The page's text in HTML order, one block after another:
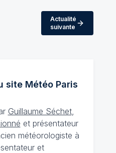
Actualité
suivante
site MétéoParis
Guillaume Séchet,
et présentateur
météorologiste à
et